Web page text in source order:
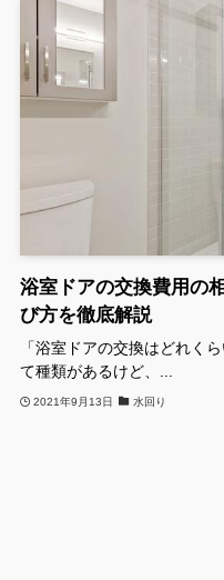
浴室ドアの交換費用の
び方を徹底解説
「浴室ドアの交換はどれく
て種類があるけど、...
2021年9月13日 水回り